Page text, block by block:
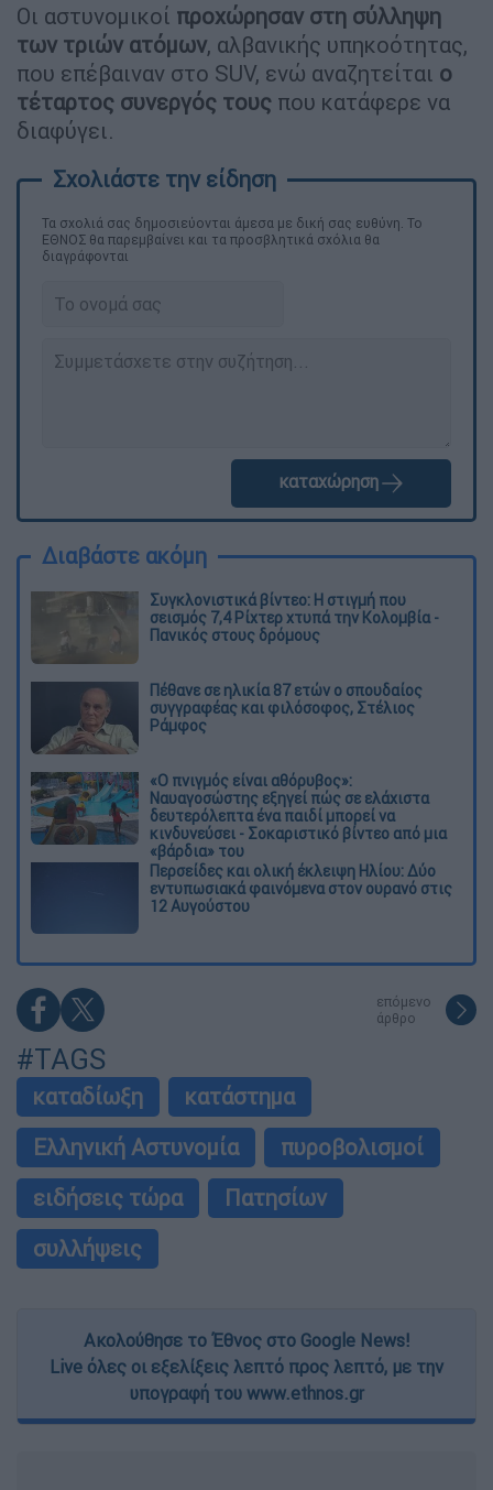
Οι αστυνομικοί προχώρησαν στη σύλληψη
των τριών ατόμων, αλβανικής υπηκοότητας,
που επέβαιναν στο SUV, ενώ αναζητείται ο
τέταρτος συνεργός τους που κατάφερε να
διαφύγει.
Τα σχολιά σας δημοσιεύονται άμεσα με δική σας ευθύνη. Το
ΕΘΝΟΣ θα παρεμβαίνει και τα προσβλητικά σχόλια θα
διαγράφονται
καταχώρηση
Διαβάστε ακόμη
Συγκλονιστικά βίντεο: Η στιγμή που
σεισμός 7,4 Ρίχτερ χτυπά την Κολομβία -
Πανικός στους δρόμους
Πέθανε σε ηλικία 87 ετών ο σπουδαίος
συγγραφέας και φιλόσοφος, Στέλιος
Ράμφος
«Ο πνιγμός είναι αθόρυβος»:
Ναυαγοσώστης εξηγεί πώς σε ελάχιστα
δευτερόλεπτα ένα παιδί μπορεί να
κινδυνεύσει - Σοκαριστικό βίντεο από μια
«βάρδια» του
Περσείδες και ολική έκλειψη Ηλίου: Δύο
εντυπωσιακά φαινόμενα στον ουρανό στις
12 Αυγούστου
επόμενο
άρθρο
#TAGS
καταδίωξη
κατάστημα
Ελληνική Αστυνομία
πυροβολισμοί
ειδήσεις τώρα
Πατησίων
συλλήψεις
Ακολούθησε το Έθνος στο Google News!
Live όλες οι εξελίξεις λεπτό προς λεπτό, με την
υπογραφή του www.ethnos.gr